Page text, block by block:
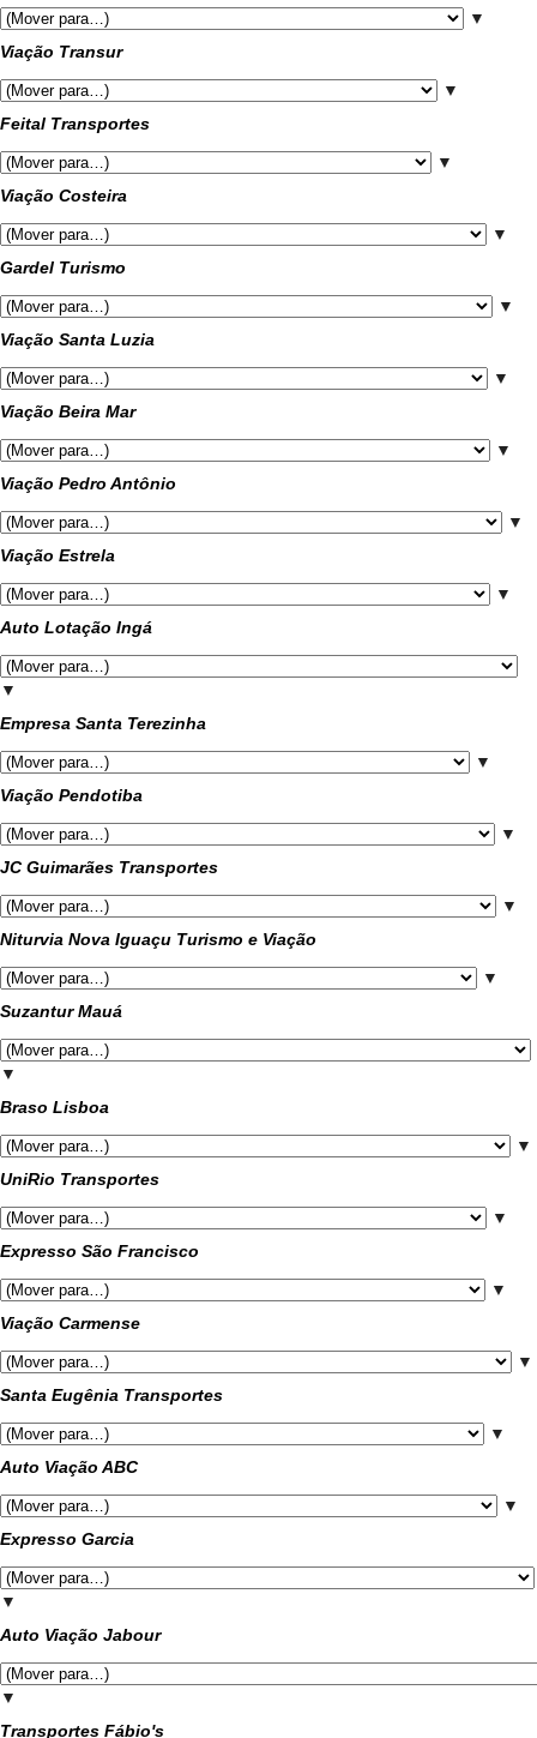
▼
Viação Transur
▼
Feital Transportes
▼
Viação Costeira
▼
Gardel Turismo
▼
Viação Santa Luzia
▼
Viação Beira Mar
▼
Viação Pedro Antônio
▼
Viação Estrela
▼
Auto Lotação Ingá
▼
Empresa Santa Terezinha
▼
Viação Pendotiba
▼
JC Guimarães Transportes
▼
Niturvia Nova Iguaçu Turismo e Viação
▼
Suzantur Mauá
▼
Braso Lisboa
▼
UniRio Transportes
▼
Expresso São Francisco
▼
Viação Carmense
▼
Santa Eugênia Transportes
▼
Auto Viação ABC
▼
Expresso Garcia
▼
Auto Viação Jabour
▼
Transportes Fábio's